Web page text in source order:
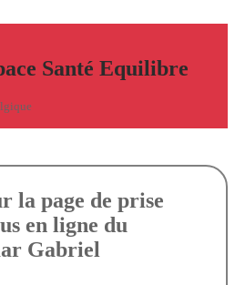
Santé Equilibre
la page de prise
en ligne du
Gabriel